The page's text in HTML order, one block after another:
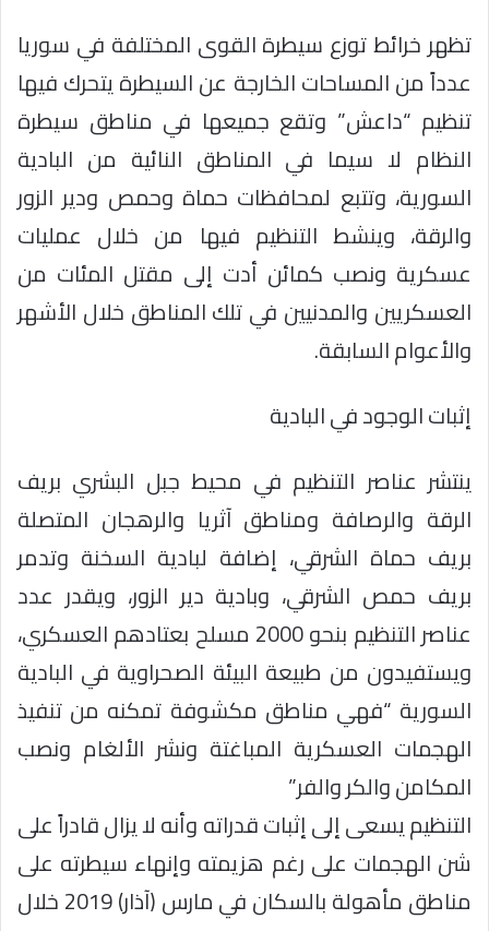
تظهر خرائط توزع سيطرة القوى المختلفة في سوريا
عدداً من المساحات الخارجة عن السيطرة يتحرك فيها
تنظيم “داعش” وتقع جميعها في مناطق سيطرة
النظام لا سيما في المناطق النائية من البادية
السورية، وتتبع لمحافظات حماة وحمص ودير الزور
والرقة، وينشط التنظيم فيها من خلال عمليات
عسكرية ونصب كمائن أدت إلى مقتل المئات من
العسكريين والمدنيين في تلك المناطق خلال الأشهر
والأعوام السابقة.
إثبات الوجود في البادية
ينتشر عناصر التنظيم في محيط جبل البشري بريف
الرقة والرصافة ومناطق آثريا والرهجان المتصلة
بريف حماة الشرقي، إضافة لبادية السخنة وتدمر
بريف حمص الشرقي، وبادية دير الزور، ويقدر عدد
عناصر التنظيم بنحو 2000 مسلح بعتادهم العسكري،
ويستفيدون من طبيعة البيئة الصحراوية في البادية
السورية “فهي مناطق مكشوفة تمكنه من تنفيذ
الهجمات العسكرية المباغتة ونشر الألغام ونصب
المكامن والكر والفر”
التنظيم يسعى إلى إثبات قدراته وأنه لا يزال قادراً على
شن الهجمات على رغم هزيمته وإنهاء سيطرته على
مناطق مأهولة بالسكان في مارس (آذار) 2019 خلال